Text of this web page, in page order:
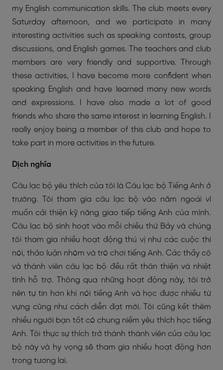
my English communication skills. The club meets every
Saturday afternoon, and we participate in many
interesting activities such as speaking contests, group
discussions, and English games. The teachers and club
members are very friendly and supportive. Through
these activities, I have become more confident when
speaking English and have learned many new words
and expressions. I have also made a lot of good
friends who share the same interest in learning English. I
really enjoy being a member of this club and hope to
take part in more activities in the future.
Dịch nghĩa
Câu lạc bộ yêu thích của tôi là Câu lạc bộ Tiếng Anh ở
trường. Tôi tham gia câu lạc bộ vào năm ngoái vì
muốn cải thiện kỹ năng giao tiếp tiếng Anh của mình.
Câu lạc bộ sinh hoạt vào mỗi chiều thứ Bảy và chúng
tôi tham gia nhiều hoạt động thú vị như các cuộc thi
nói, thảo luận nhóm và trò chơi tiếng Anh. Các thầy cô
và thành viên câu lạc bộ đều rất thân thiện và nhiệt
tình hỗ trợ. Thông qua những hoạt động này, tôi trở
nên tự tin hơn khi nói tiếng Anh và học được nhiều từ
vựng cũng như cách diễn đạt mới. Tôi cũng kết thêm
nhiều người bạn tốt có chung niềm yêu thích học tiếng
Anh. Tôi thực sự thích trở thành thành viên của câu lạc
bộ này và hy vọng sẽ tham gia nhiều hoạt động hơn
trong tương lai.